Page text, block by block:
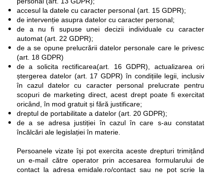
accesul la datele cu caracter personal (art. 15 GDPR);
de intervenție asupra datelor cu caracter personal;
de a nu fi supuse unei decizii individuale cu caracter
automat (art. 22 GDPR);
de a se opune prelucrării datelor personale care le privesc
(art. 18 GDPR)
de a solicita rectificarea(art. 16 GDPR), actualizarea ori
ștergerea datelor (art. 17 GDPR) în condițiile legii, inclusiv
în cazul datelor cu caracter personal prelucrate pentru
scopuri de marketing direct, acest drept poate fi exercitat
oricând, în mod gratuit și fără justificare;
dreptul de portabilitate a datelor (art. 20 GDPR);
de a se adresa justiției în cazul în care s-au constatat
încălcări ale legislației în materie.
Persoanele vizate își pot exercita aceste drepturi trimițând
un e-mail către operator prin accesarea formularului de
contact la adresa emidale.ro/contact sau ne pot scrie la